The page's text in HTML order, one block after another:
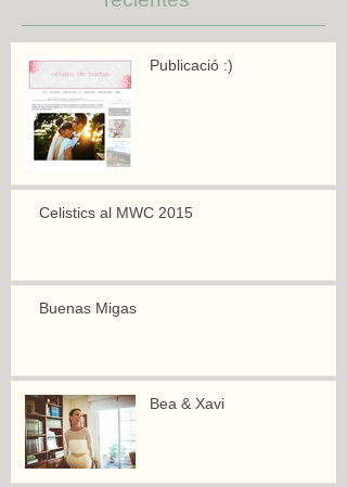
Publicació :)
Celistics al MWC 2015
Buenas Migas
Bea & Xavi